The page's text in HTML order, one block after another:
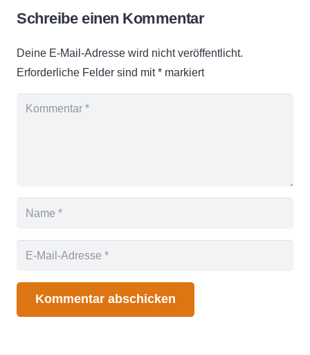
Schreibe einen Kommentar
Deine E-Mail-Adresse wird nicht veröffentlicht.
Erforderliche Felder sind mit* markiert
Kommentar abschicken